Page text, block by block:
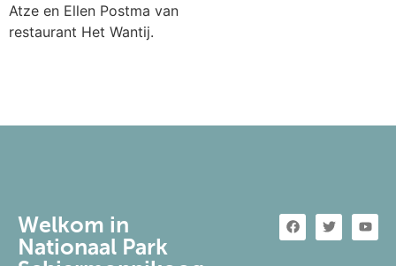
Atze en Ellen Postma van
restaurant Het Wantij.
Welkom in
Nationaal Park